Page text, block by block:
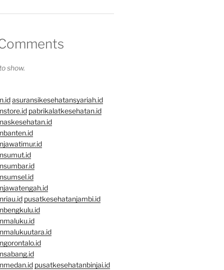
show.
asuransikesehatansyariah.id
pabrikalatkesehatan.id
pusatkesehatanjambi.id
pusatkesehatanbinjai.id